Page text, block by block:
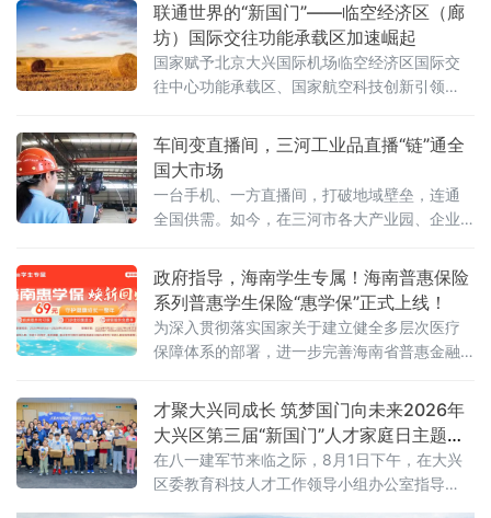
联通世界的“新国门”——临空经济区（廊
坊）国际交往功能承载区加速崛起
国家赋予北京大兴国际机场临空经济区国际交
往中心功能承载区、国家航空科技创新引领
位。近年来，临空经济区（廊坊）紧扣“三区”建
设目标，依托大兴机场世界级航空枢纽优势，
持续拓展国际商务交往与文化交流功能，全力
构筑首都“新国门”，打造京津冀协同发展的重要
引擎，国际交往中心功能承载区的定位愈发清
车间变直播间，三河工业品直播“链”通全
国大市场
一台手机、一方直播间，打破地域壁垒，连通
全国供需。如今，在三河市各大产业园、企业
尚。从智能家居制造到精密工业制冷，从越野
改装配件到高端装备制造，越来越多三河传统
工业企业跳出线下经销、上门拓客的固有模
式，以直播间为新赛道，让车间变镜头、产品
上云端、销路通全国。
政府指导，海南学生专属！海南普惠保险
系列普惠学生保险“惠学保”正式上线！
为深入贯彻落实国家关于建立健全多层次医疗
保障体系的部署，进一步完善海南省普惠金融
式上线发布。
才聚大兴同成长 筑梦国门向未来2026年
大兴区第三届“新国门”人才家庭日主题沙
龙活动圆满举行
在八一建军节来临之际，8月1日下午，在大兴
区委教育科技人才工作领导小组办公室指导